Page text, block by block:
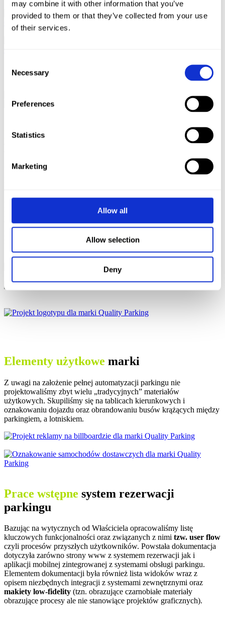
may combine it with other information that you’ve
provided to them or that they’ve collected from your use
of their services.
Selection
Necessary
Preferences
Statistics
Marketing
Allow all
Allow selection
Deny
Nazwa, znak graficzny
W namingu naszym celem było pokazanie bardzo wysokiego
BP, której Właścicielem był nasz Zleceniodawca. Równocześnie W
warstwie graficznej wykorzystaliśmy wiele ikon, które w wspierały
Elementy użytkowe marki
Z uwagi na założenie pełnej automatyzacji parkingu nie
projektowaliśmy zbyt wielu „tradycyjnych” materiałów
użytkowych. Skupiliśmy się na tablicach kierunkowych i
oznakowaniu dojazdu oraz obrandowaniu busów krążących między
parkingiem, a lotniskiem.
Prace wstępne system rezerwacji
parkingu
Bazując na wytycznych od Właściciela opracowaliśmy listę
kluczowych funkcjonalności oraz związanych z nimi tzw. user flow
czyli procesów przyszłych użytkowników. Powstała dokumentacja
dotyczyła zarówno strony www z systemem rezerwacji jak i
aplikacji mobilnej zintegrowanej z systemami obsługi parkingu.
Elementem dokumentacji była również lista widoków wraz z
opisem niezbędnych integracji z systemami zewnętrznymi oraz
makiety low-fidelity (tzn. obrazujące czarnobiałe materiały
obrazujące procesy ale nie stanowiące projektów graficznych).